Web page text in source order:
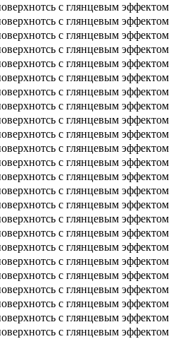
с глянцевым эффектом
с глянцевым эффектом
с глянцевым эффектом
с глянцевым эффектом
с глянцевым эффектом
с глянцевым эффектом
с глянцевым эффектом
с глянцевым эффектом
с глянцевым эффектом
с глянцевым эффектом
с глянцевым эффектом
с глянцевым эффектом
с глянцевым эффектом
с глянцевым эффектом
с глянцевым эффектом
с глянцевым эффектом
с глянцевым эффектом
с глянцевым эффектом
с глянцевым эффектом
с глянцевым эффектом
с глянцевым эффектом
с глянцевым эффектом
с глянцевым эффектом
с глянцевым эффектом